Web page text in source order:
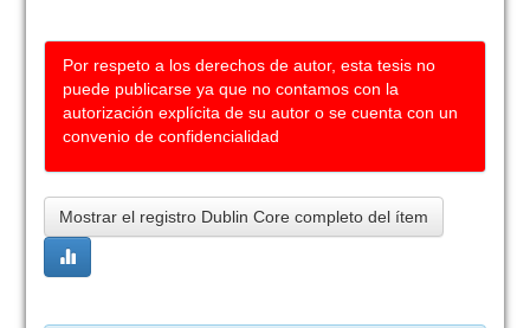
Por respeto a los derechos de autor, esta tesis no
puede publicarse ya que no contamos con la
autorización explícita de su autor o se cuenta con un
convenio de confidencialidad
Mostrar el registro Dublin Core completo del ítem